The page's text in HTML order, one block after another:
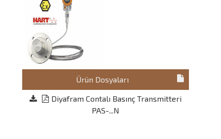
Ürün Dosyaları
Diyafram Contalı Basınç Transmitteri
PAS-...N